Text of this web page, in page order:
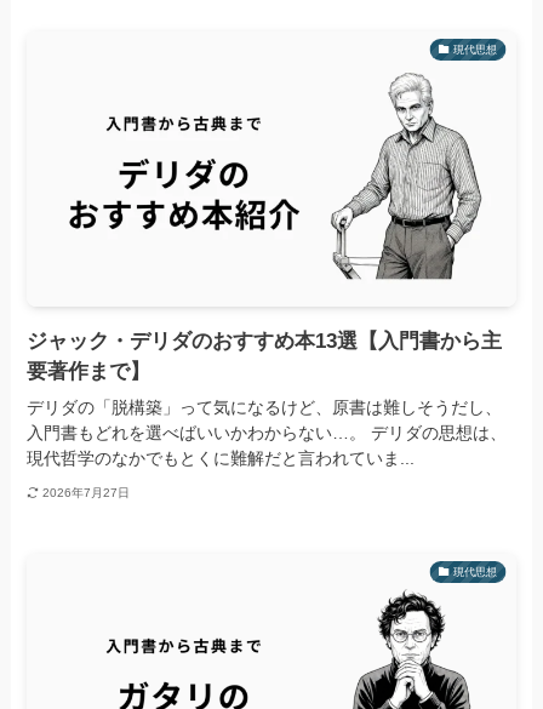
現代思想
ジャック・デリダのおすすめ本13選【入門書から主
要著作まで】
デリダの「脱構築」って気になるけど、原書は難しそうだし、
入門書もどれを選べばいいかわからない…。 デリダの思想は、
現代哲学のなかでもとくに難解だと言われていま...
2026年7月27日
現代思想